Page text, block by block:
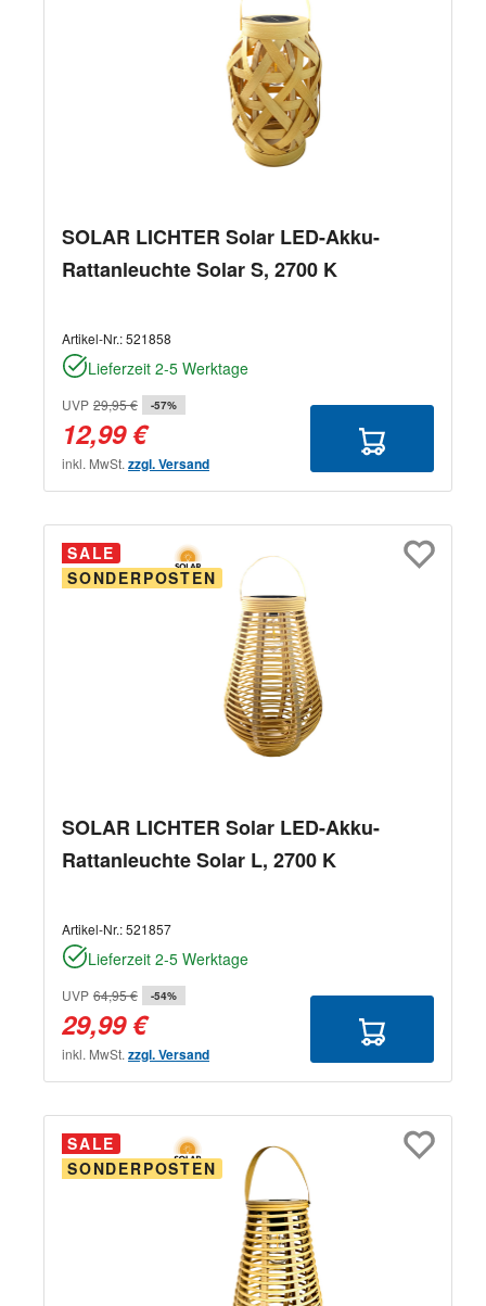
SOLAR LICHTER Solar LED-Akku-
Rattanleuchte Solar S, 2700 K
Artikel-Nr.:521858
Lieferzeit 2-5 Werktage
UVP 29,95 € -57%
12,99 €
inkl. MwSt. zzgl. Versand
SALE
SONDERPOSTEN
SOLAR LICHTER Solar LED-Akku-
Rattanleuchte Solar L, 2700 K
Artikel-Nr.:521857
Lieferzeit 2-5 Werktage
UVP 64,95 € -54%
29,99 €
inkl. MwSt. zzgl. Versand
SALE
SONDERPOSTEN